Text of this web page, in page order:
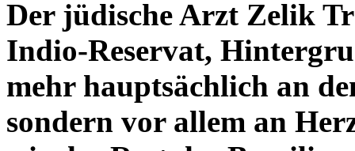
Der jüdische Arzt Zelik
Indio-Reservat,
mehr hauptsächlich an
sondern vor allem an